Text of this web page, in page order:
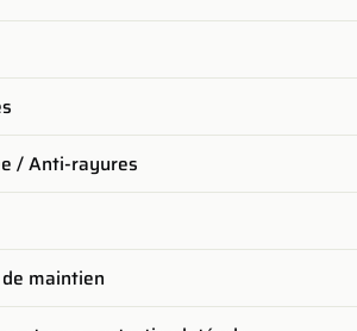
/ Anti-rayures
maintien